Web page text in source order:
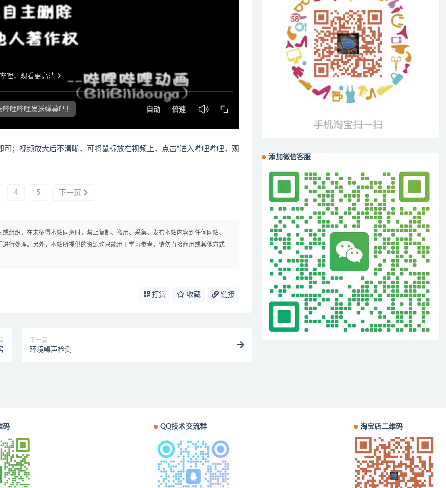
；视频放大后不清晰，可将鼠标放在视频上，点击“进入哔哩哔哩，观
4 5 下一页
组织，在未征得本站同意时，禁止复制、盗用、采集、发布本站内容到任何网站、
行处理。另外，本站所提供的资源均只能用于学习参考，请勿直接商用或其他方式
打赏 收藏 链接
下一篇
环境噪声检测
添加微信客服
码 QQ技术交流群 淘宝店二维码